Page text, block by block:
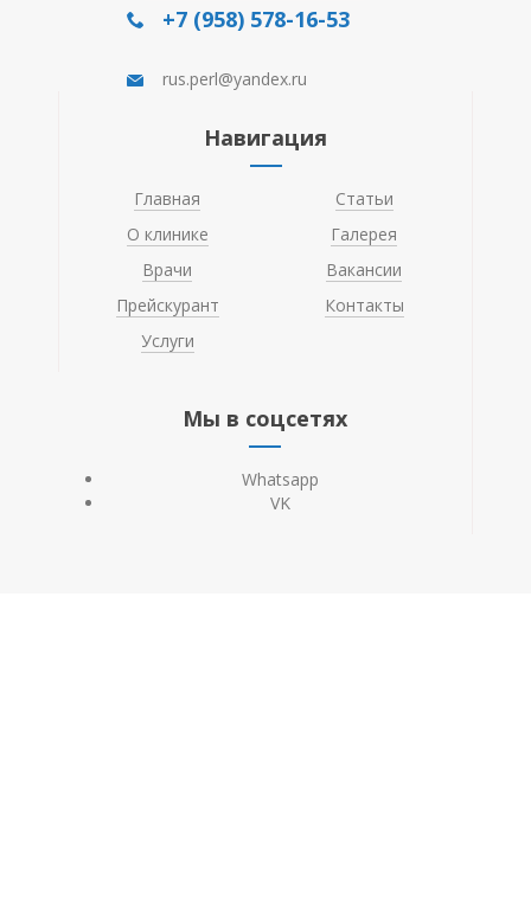
Навигация
Главная
О клинике
Врачи
Прейскурант
Услуги
Статьи
Галерея
Вакансии
Контакты
Мы в соцсетях
Whatsapp
VK
+7 (958) 578-16-53
rus.perl@yandex.ru